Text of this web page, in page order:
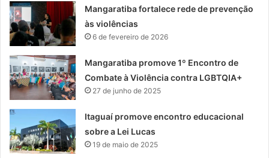
Mangaratiba fortalece rede de prevenção
às violências
6 de fevereiro de 2026
Mangaratiba promove 1º Encontro de
Combate à Violência contra LGBTQIA+
27 de junho de 2025
Itaguaí promove encontro educacional
sobre a Lei Lucas
19 de maio de 2025